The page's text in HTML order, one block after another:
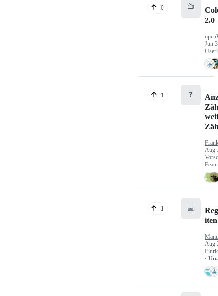
0 📺
2.0
Jun
1 ❓
Aug
1 💻
iten
Aug
·